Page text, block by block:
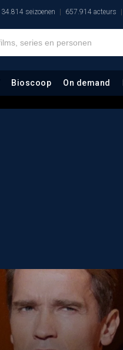
34.814 seizoenen 657.914 acteurs
Bioscoop On demand